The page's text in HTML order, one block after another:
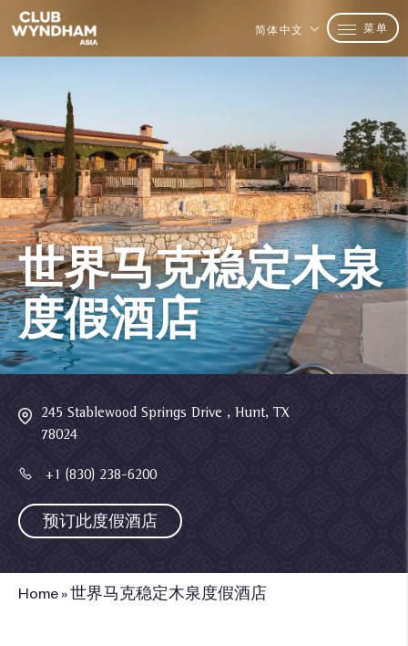
简体中文 菜单
世界马克稳定木泉
度假酒店
245 Stablewood Springs Drive , Hunt, TX
78024
+1 (830) 238-6200
预订此度假酒店
Home »世界马克稳定木泉度假酒店